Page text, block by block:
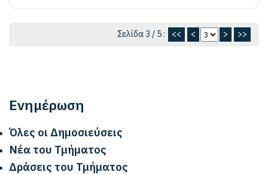
Σελίδα 3 / 5 : << < > >>
Ενημέρωση
Όλες οι Δημοσιεύσεις
Νέα του Τμήματος
Δράσεις του Τμήματος